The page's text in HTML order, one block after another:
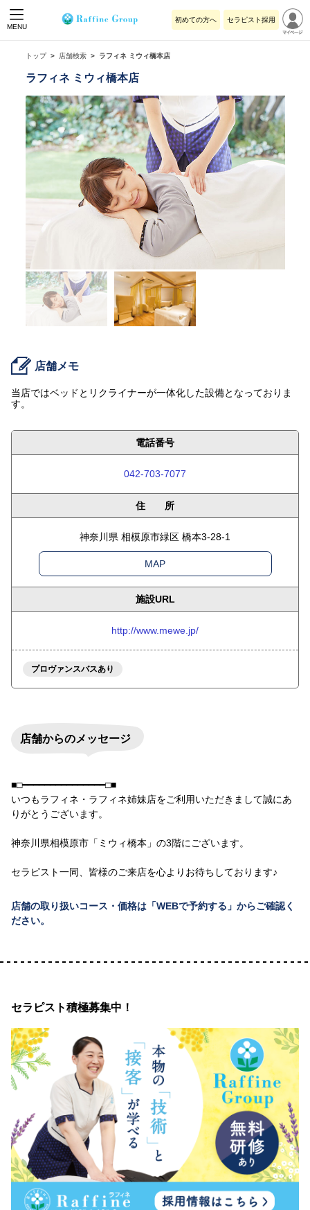
MENU
初めての方へ セラピスト採用
トップ 店舗検索 ラフィネ ミウィ橋本店
ラフィネ ミウィ橋本店
店舗メモ
当店ではベッドとリクライナーが一体化した設備となっておりま
す。
電話番号
042-703-7077
住 所
神奈川県 相模原市緑区 橋本3-28-1
MAP
施設URL
http://www.mewe.jp/
プロヴァンスバスあり
店舗からのメッセージ
■□━━━━━━━━━━━━━━━□■
いつもラフィネ・ラフィネ姉妹店をご利用いただきまして誠にあ
りがとうございます。
神奈川県相模原市「ミウィ橋本」の3階にございます。
セラピスト一同、皆様のご来店を心よりお待ちしております♪
店舗の取り扱いコース・価格は「WEBで予約する」からご確認く
ださい。
セラピスト積極募集中！